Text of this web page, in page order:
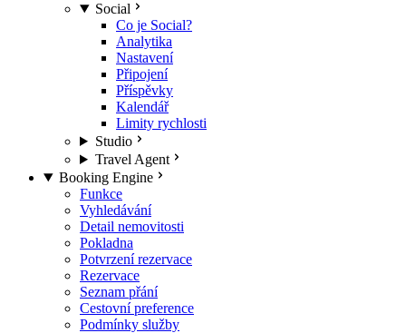
Social
Co je Social?
Analytika
Nastavení
Připojení
Příspěvky
Kalendář
Limity rychlosti
Studio
Travel Agent
Booking Engine
Funkce
Vyhledávání
Detail nemovitosti
Pokladna
Potvrzení rezervace
Rezervace
Seznam přání
Cestovní preference
Podmínky služby